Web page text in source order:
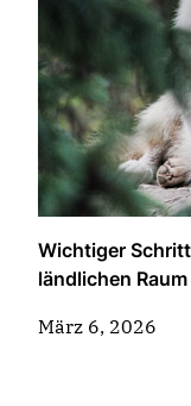
Wichtiger
ländlichen
März 6, 2026